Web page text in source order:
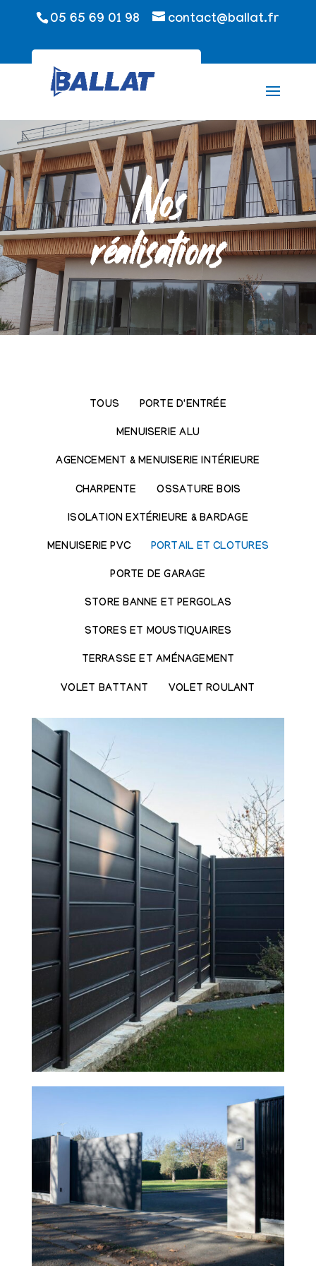
05 65 69 01 98 contact@ballat.fr
Nos
réalisations
TOUS PORTE D'ENTRÉE
MENUISERIE ALU
AGENCEMENT & MENUISERIE INTÉRIEURE
CHARPENTE OSSATURE BOIS
ISOLATION EXTÉRIEURE & BARDAGE
MENUISERIE PVC PORTAIL ET CLOTURES
PORTE DE GARAGE
STORE BANNE ET PERGOLAS
STORES ET MOUSTIQUAIRES
TERRASSE ET AMÉNAGEMENT
VOLET BATTANT VOLET ROULANT